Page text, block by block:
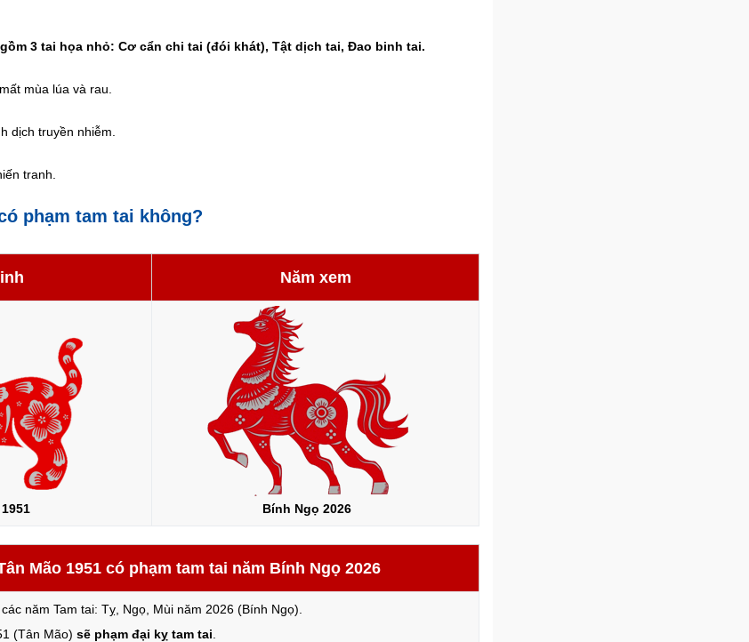
3 tai họa nhỏ: Cơ cẩn chi tai (đói khát), Tật dịch tai, Đao binh tai.
mùa lúa và rau.
dịch truyền nhiễm.
tranh.
phạm tam tai không?
Năm xem
Bính Ngọ 2026
Mão 1951 có phạm tam tai năm Bính Ngọ 2026
năm Tam tai: Tỵ, Ngọ, Mùi năm 2026 (Bính Ngọ).
(Tân Mão) sẽ phạm đại kỵ tam tai